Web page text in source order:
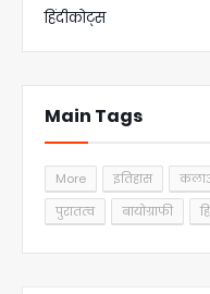
हिंदीकोट्स
Main Tags
More इतिहास
पुरातत्व
बायोग्राफी